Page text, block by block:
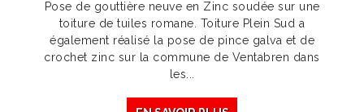
Pose de gouttière neuve en Zinc soudée sur une
toiture de tuiles romane. Toiture Plein Sud a
également réalisé la pose de pince galva et de
crochet zinc sur la commune de Ventabren dans
les...